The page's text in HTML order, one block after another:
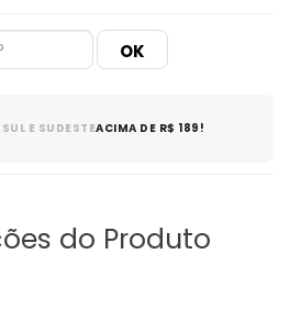
SUL E SUDESTEACIMA DE R$ 189!
do Produto